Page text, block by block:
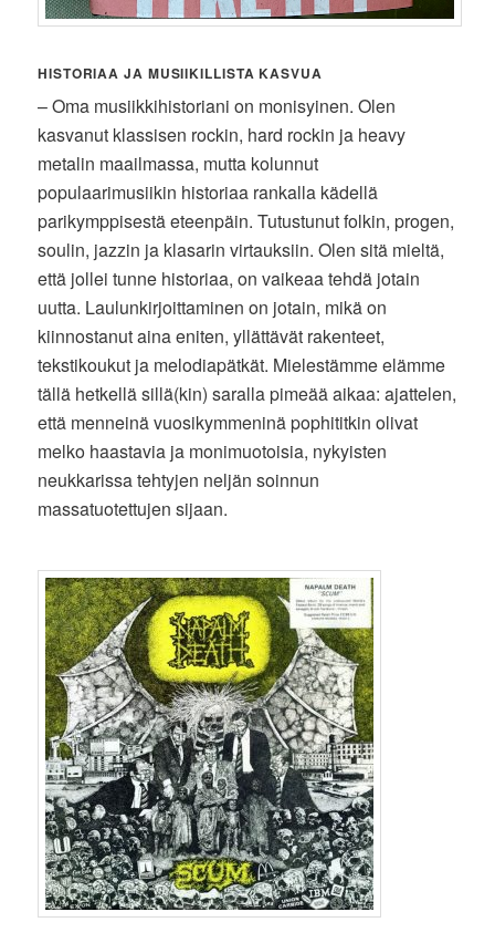
HISTORIAA JA MUSIIKILLISTA KASVUA
– Oma musiikkihistoriani on monisyinen. Olen
kasvanut klassisen rockin, hard rockin ja heavy
metalin maailmassa, mutta kolunnut
populaarimusiikin historiaa rankalla kädellä
parikymppisestä eteenpäin. Tutustunut folkin, progen,
soulin, jazzin ja klasarin virtauksiin. Olen sitä mieltä,
että jollei tunne historiaa, on vaikeaa tehdä jotain
uutta. Laulunkirjoittaminen on jotain, mikä on
kiinnostanut aina eniten, yllättävät rakenteet,
tekstikoukut ja melodiapätkät. Mielestämme elämme
tällä hetkellä sillä(kin) saralla pimeää aikaa: ajattelen,
että menneinä vuosikymmeninä pophititkin olivat
melko haastavia ja monimuotoisia, nykyisten
neukkarissa tehtyjen neljän soinnun
massatuotettujen sijaan.